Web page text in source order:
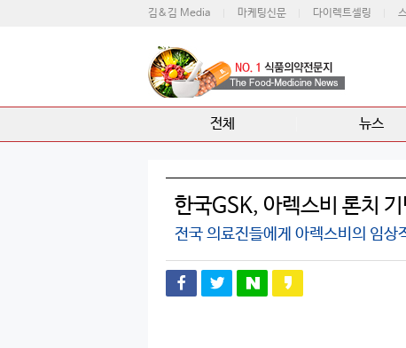
김&김 Media 마케팅신문 다이렉트셀링
전체 뉴스
한국GSK, 아렉스비 론치
전국 의료진들에게 아렉스비의 임상